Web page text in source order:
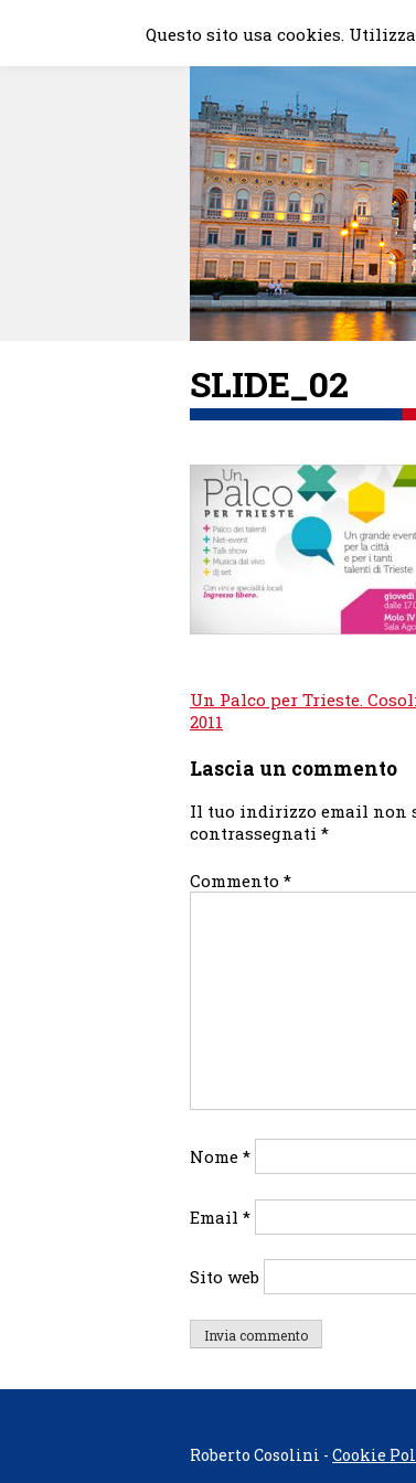
SLIDE_02
Navigazione
articoli
Un Palco per Trieste.
2011
Lascia un commento
Il tuo indirizzo email non
contrassegnati *
Commento *
Nome *
Email *
Sito web
Roberto Cosolini - Cookie
Questo sito usa cookies.